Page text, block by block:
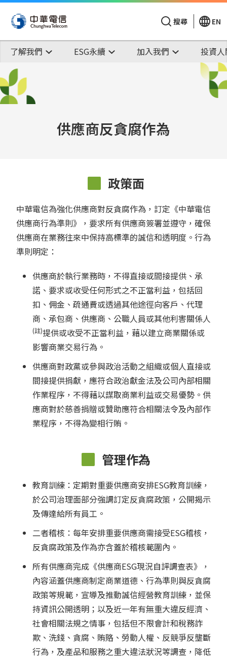
搜尋 EN
了解我們 ESG永續 加入我們 投資
供應商反貪腐作為
政策面
中華電信為強化供應商對反貪腐作為，訂定《中華電信
供應商行為準則》，要求所有供應商簽署並遵守，確保
供應商在業務往來中保持高標準的誠信和透明度。行為
準則明定：
供應商於執行業務時，不得直接或間接提供、承
諾、要求或收受任何形式之不正當利益，包括回
扣、佣金、疏通費或透過其他途徑向客戶、代理
商、承包商、供應商、公職人員或其他利害關係人
(註)提供或收受不正當利益，藉以建立商業關係或
影響商業交易行為。
供應商對政黨或參與政治活動之組織或個人直接或
間接提供捐獻，應符合政治獻金法及公司內部相關
作業程序，不得藉以謀取商業利益或交易優勢。供
應商對於慈善捐贈或贊助應符合相關法令及內部作
業程序，不得為變相行賄。
管理作為
教育訓練：定期對重要供應商安排ESG教育訓練，
於公司治理面部分強調訂定反貪腐政策，公開揭示
及傳達給所有員工。
二者稽核：每年安排重要供應商需接受ESG稽核，
反貪腐政策及作為亦含蓋於稽核範圍內。
所有供應商完成《供應商ESG現況自評調查表》，
內容涵蓋供應商制定商業道德、行為準則與反貪腐
政策等規範，宣導及推動誠信經營教育訓練，並保
持資訊公開透明；以及近一年有無重大違反經濟、
社會相關法規之情事，包括但不限會計和稅務詐
欺、洗錢、貪腐、賄賂、勞動人權、反競爭反壟斷
行為，及產品和服務之重大違法狀況等調查，降低